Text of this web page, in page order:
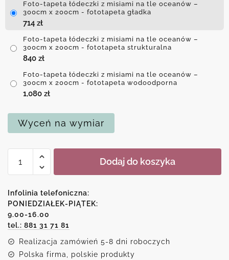
Foto-tapeta łódeczki z misiami na tle oceanów –
300cm x 200cm - fototapeta gładka
714 zł
Foto-tapeta łódeczki z misiami na tle oceanów –
300cm x 200cm - fototapeta strukturalna
840 zł
Foto-tapeta łódeczki z misiami na tle oceanów –
300cm x 200cm - fototapeta wodoodporna
1,080 zł
Wyceń na wymiar
Foto-
łódeczki
z
misiami
na
tle
oceanów
Dodaj do koszyka
Infolinia telefoniczna:
PONIEDZIAŁEK-PIĄTEK:
9.00-16.00
tel.: 881 31 71 81
Realizacja zamówień 5-8 dni roboczych
Polska firma, polskie produkty